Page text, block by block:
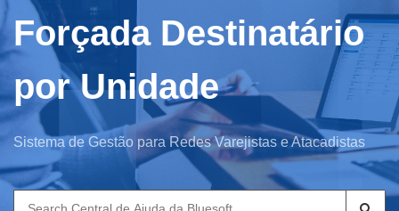
Forçada Destinatário
por Unidade
Sistema de Gestão para Redes Varejistas e Atacadistas
Search